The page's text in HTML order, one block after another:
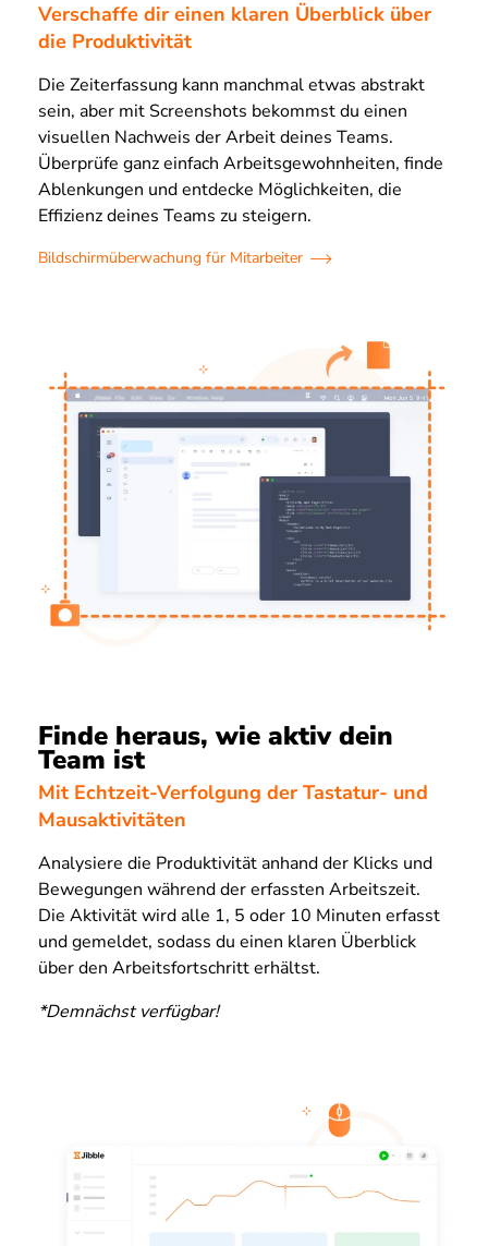
Verschaffe dir einen klaren Überblick über
die Produktivität
Die Zeiterfassung kann manchmal etwas abstrakt
sein, aber mit Screenshots bekommst du einen
visuellen Nachweis der Arbeit deines Teams.
Überprüfe ganz einfach Arbeitsgewohnheiten, finde
Ablenkungen und entdecke Möglichkeiten, die
Effizienz deines Teams zu steigern.
Bildschirmüberwachung für Mitarbeiter
Finde heraus, wie aktiv dein
Team ist
Mit Echtzeit-Verfolgung der Tastatur- und
Mausaktivitäten
Analysiere die Produktivität anhand der Klicks und
Bewegungen während der erfassten Arbeitszeit.
Die Aktivität wird alle 1, 5 oder 10 Minuten erfasst
und gemeldet, sodass du einen klaren Überblick
über den Arbeitsfortschritt erhältst.
*Demnächst verfügbar!